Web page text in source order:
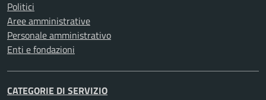
Politici
Aree amministrative
Personale amministrativo
Enti e fondazioni
CATEGORIE DI SERVIZIO